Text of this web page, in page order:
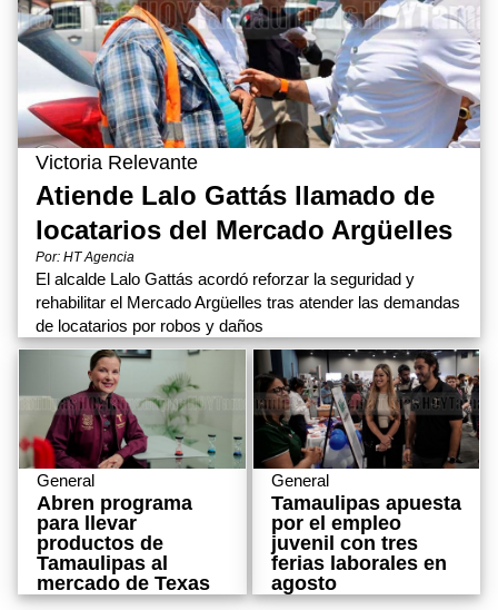
Victoria Relevante
Atiende Lalo Gattás llamado de
locatarios del Mercado Argüelles
Por: HT Agencia
El alcalde Lalo Gattás acordó reforzar la seguridad y
rehabilitar el Mercado Argüelles tras atender las demandas
de locatarios por robos y daños
General
Abren programa
para llevar
productos de
Tamaulipas al
mercado de Texas
General
Tamaulipas apuesta
por el empleo
juvenil con tres
ferias laborales en
agosto